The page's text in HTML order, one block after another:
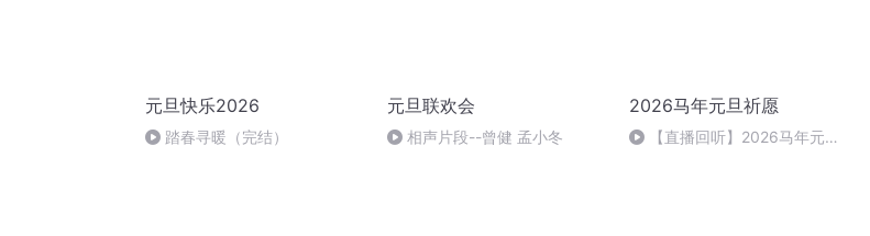
元旦快乐2026
踏春寻暖（完结）
元旦联欢会
相声片段--曾健 孟小冬
2026马年元旦祈愿
【直播回听】2026马年元旦